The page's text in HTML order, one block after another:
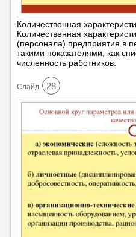
Количественная
Количественная
(персонала) предприятия в
такими показателями, как
численность работников.
Cлайд 28